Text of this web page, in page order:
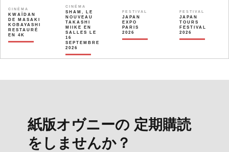
CINÉMA
KWAÏDAN
DE MASAKI
KOBAYASHI
RESTAURÉ
EN 4K
CINÉMA
SHAM, LE
NOUVEAU
TAKASHI
MIIKE EN
SALLES LE
16
SEPTEMBRE
2026
FESTIVAL
JAPAN
EXPO
PARIS
2026
FESTIVAL
JAPAN
TOURS
FESTIVAL
2026
紙版オヴニーの 定期購読
をしませんか？